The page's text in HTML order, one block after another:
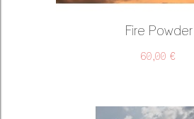
Fire Powder
60,00 €